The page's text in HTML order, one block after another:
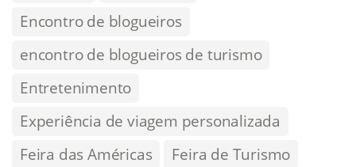
Encontro de blogueiros
encontro de blogueiros de turismo
Entretenimento
Experiência de viagem personalizada
Feira das Américas
Feira de Turismo